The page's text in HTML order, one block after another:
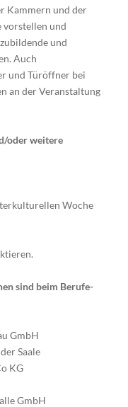
Kammern und der
vorstellen und
und
Auch
und Türöffner bei
an der Veranstaltung
oder weitere
Woche
sind beim Berufe-
GmbH
Saale
KG
GmbH